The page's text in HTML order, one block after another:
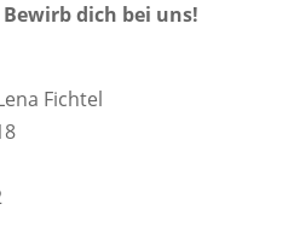
dich bei uns!
Fichtel